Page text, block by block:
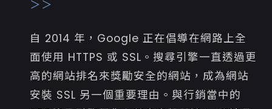
＞＞
自 2014 年，Google 正在倡導在網路上全
面使用 HTTPS 或 SSL。搜尋引擎一直透過更
高的網站排名來獎勵安全的網站，成為網站
安裝 SSL 另一個重要理由。與行銷當中的